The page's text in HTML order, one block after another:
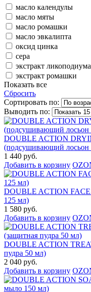
масло календулы
масло мяты
масло ромашки
масло эвкалипта
оксид цинка
сера
экстракт ликоподиума
экстракт ромашки
Показать все
Сбросить
Сортировать по:
Выводить по:
DOUBLE ACTION
(подсушивающий лосьон
1 440 руб.
Добавить в корзину
DOUBLE ACTION FACE
125 мл)
1 580 руб.
Добавить в корзину
DOUBLE ACTION
пудра 50 мл)
2 040 руб.
Добавить в корзину